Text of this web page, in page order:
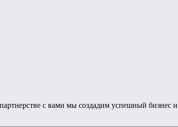
с вами мы создадим успешный